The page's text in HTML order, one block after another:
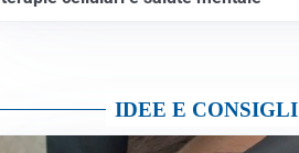
IDEE E CONSIGLI